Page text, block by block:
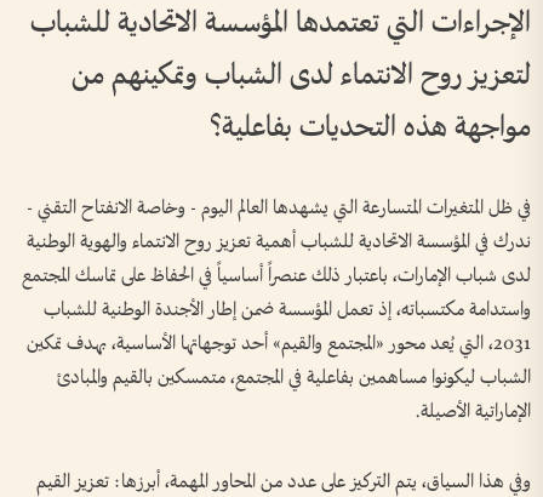
الإجراءات التي تعتمدها المؤسسة الاتحادية للشباب
لتعزيز روح الانتماء لدى الشباب وتمكينهم من
مواجهة هذه التحديات بفاعلية؟
في ظل المتغيرات المتسارعة التي يشهدها العالم اليوم - وخاصة الانفتاح التقني -
ندرك في المؤسسة الاتحادية للشباب أهمية تعزيز روح الانتماء والهوية الوطنية
لدى شباب الإمارات، باعتبار ذلك عنصراً أساسياً في الحفاظ على تماسك المجتمع
واستدامة مكتسباته، إذ تعمل المؤسسة ضمن إطار الأجندة الوطنية للشباب
2031، التي يُعد محور «المجتمع والقيم» أحد توجهاتها الأساسية، بهدف تمكين
الشباب ليكونوا مساهمين بفاعلية في المجتمع، متمسكين بالقيم والمبادئ
الإماراتية الأصيلة.
وفي هذا السياق، يتم التركيز على عدد من المحاور المهمة، أبرزها: تعزيز القيم